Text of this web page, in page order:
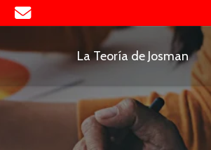
La Teoría de Josman